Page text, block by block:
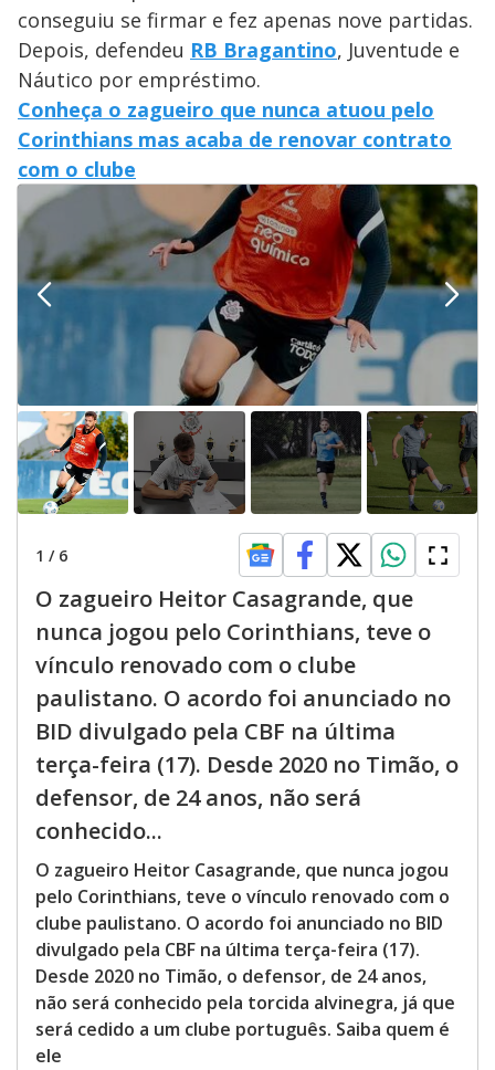
conseguiu se firmar e fez apenas nove partidas.
Depois, defendeu RB Bragantino, Juventude e
Náutico por empréstimo.
Conheça o zagueiro que nunca atuou pelo
Corinthians mas acaba de renovar contrato
com o clube
1 / 6
O zagueiro Heitor Casagrande, que
nunca jogou pelo Corinthians, teve o
vínculo renovado com o clube
paulistano. O acordo foi anunciado no
BID divulgado pela CBF na última
terça-feira (17). Desde 2020 no Timão, o
defensor, de 24 anos, não será
conhecido...
O zagueiro Heitor Casagrande, que nunca jogou
pelo Corinthians, teve o vínculo renovado com o
clube paulistano. O acordo foi anunciado no BID
divulgado pela CBF na última terça-feira (17).
Desde 2020 no Timão, o defensor, de 24 anos,
não será conhecido pela torcida alvinegra, já que
será cedido a um clube português. Saiba quem é
ele